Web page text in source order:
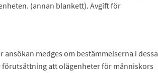
(annan blankett). Avgift för
medges om bestämmelserna i dessa
att olägenheter för människors